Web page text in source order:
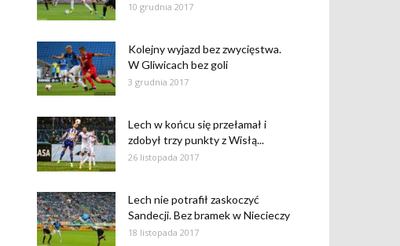
10 grudnia 2017
Kolejny wyjazd bez zwycięstwa.
W Gliwicach bez goli
3 grudnia 2017
Lech w końcu się przełamał i
zdobył trzy punkty z Wisłą...
26 listopada 2017
Lech nie potrafił zaskoczyć
Sandecji. Bez bramek w Niecieczy
18 listopada 2017